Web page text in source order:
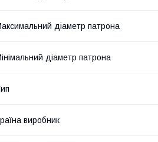
діаметр патрона
діаметр патрона
виробник